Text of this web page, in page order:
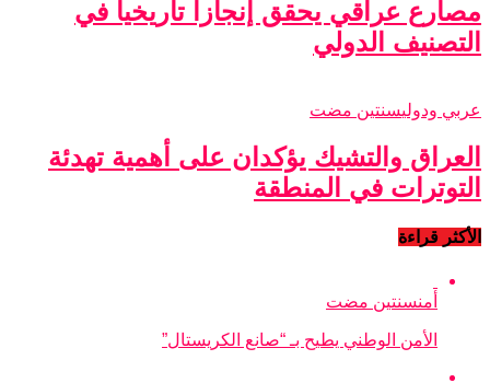
مصارع عراقي يحقق إنجازا تاريخيا في
التصنيف الدولي
عربي ودوليسنتين مضت
العراق والتشيك يؤكدان على أهمية تهدئة
التوترات في المنطقة
الأكثر قراءة
أمنسنتين مضت
الأمن الوطني يطيح بـ “صانع الكريستال”